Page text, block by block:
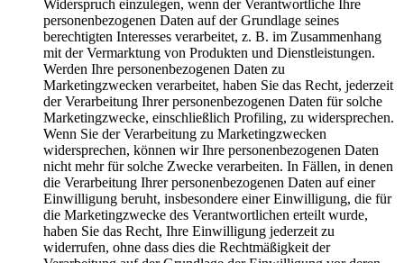
Widerspruch einzulegen, wenn der Verantwortliche Ihre
personenbezogenen Daten auf der Grundlage seines
berechtigten Interesses verarbeitet, z. B. im Zusammenhang
mit der Vermarktung von Produkten und Dienstleistungen.
Werden Ihre personenbezogenen Daten zu
Marketingzwecken verarbeitet, haben Sie das Recht, jederzeit
der Verarbeitung Ihrer personenbezogenen Daten für solche
Marketingzwecke, einschließlich Profiling, zu widersprechen.
Wenn Sie der Verarbeitung zu Marketingzwecken
widersprechen, können wir Ihre personenbezogenen Daten
nicht mehr für solche Zwecke verarbeiten. In Fällen, in denen
die Verarbeitung Ihrer personenbezogenen Daten auf einer
Einwilligung beruht, insbesondere einer Einwilligung, die für
die Marketingzwecke des Verantwortlichen erteilt wurde,
haben Sie das Recht, Ihre Einwilligung jederzeit zu
widerrufen, ohne dass dies die Rechtmäßigkeit der